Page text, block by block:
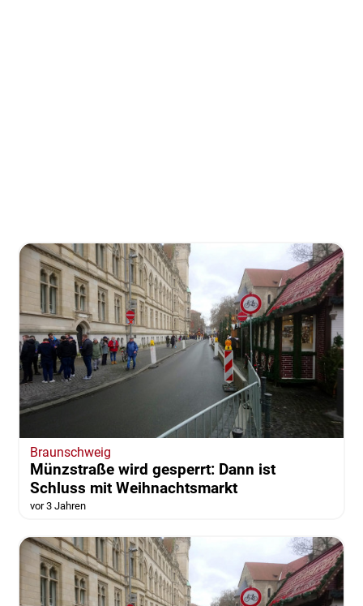
Braunschweig
Münzstraße wird gesperrt: Dann ist
Schluss mit Weihnachtsmarkt
vor 3 Jahren